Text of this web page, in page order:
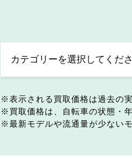
表示される買取価格は過去の
買取価格は、自転車の状態・
最新モデルや流通量が少ない